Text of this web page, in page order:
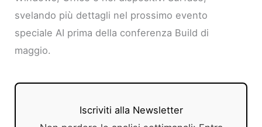
svelando più dettagli nel prossimo evento
speciale AI prima della conferenza Build di
maggio.
Iscriviti alla Newsletter